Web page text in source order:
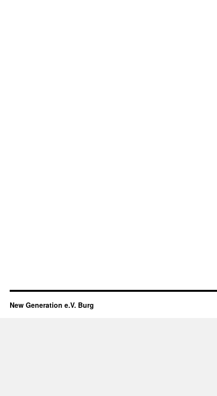
New Generation e.V. Burg